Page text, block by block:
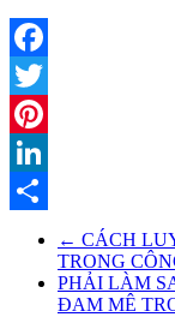
Facebook
Twitter
Pinterest
LinkedIn
← CÁCH
TRONG
PHẢI LÀM
ĐAM MÊ